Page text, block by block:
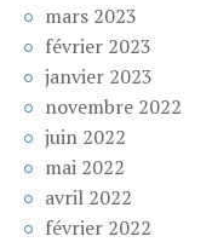
mars 2023
février 2023
janvier 2023
novembre 2022
juin 2022
mai 2022
avril 2022
février 2022